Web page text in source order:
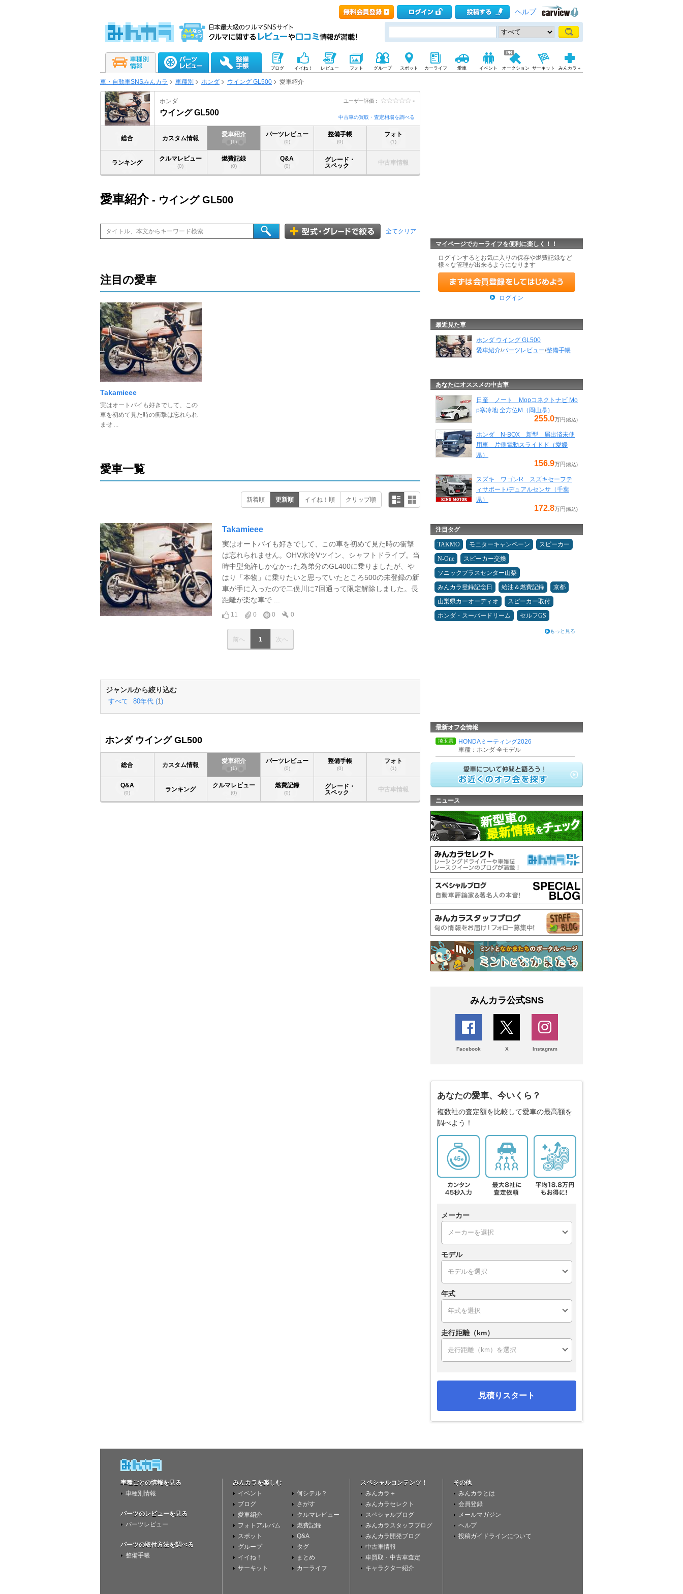
ヘルプ
ブログ イイね！ レビュー フォト グループ スポット カーライフ 愛車 イベント オークション サーキット みんカラ＋
車・自動車SNSみんカラ 車種別 ホンダ ウイング GL500 愛車紹介
ユーザー評価： -
ホンダ
ウイング GL500
中古車の買取・査定相場を調べる
総合 カスタム情報
愛車紹介
(1)
パーツレビュー
(0)
整備手帳
(0)
フォト
(1)
ランキング
クルマレビュー
(0)
燃費記録
(0)
Q&A
(0)
グレード・
スペック
中古車情報
愛車紹介- ウイング GL500
全てクリア
注目の愛車
Takamieee
実はオートバイも好きでして、この
車を初めて見た時の衝撃は忘れられ
ませ ...
愛車一覧
新着順 更新順 イイね！順 クリップ順
Takamieee
実はオートバイも好きでして、この車を初めて見た時の衝撃
は忘れられません。OHV水冷Vツイン、シャフトドライブ。当
時中型免許しかなかった為弟分のGL400に乗りましたが、や
はり「本物」に乗りたいと思っていたところ500の未登録の新
車が手に入ったので二俣川に7回通って限定解除しました。長
距離が楽な車で ...
11 0 0 0
前へ 1 次へ
ジャンルから絞り込む
すべて 80年代 (1)
ホンダ ウイング GL500
総合 カスタム情報
愛車紹介
(1)
パーツレビュー
(0)
整備手帳
(0)
フォト
(1)
Q&A
(0) ランキング
クルマレビュー
(0)
燃費記録
(0)
グレード・
スペック
中古車情報
マイページでカーライフを便利に楽しく！！
ログインするとお気に入りの保存や燃費記録など
様々な管理が出来るようになります
ログイン
最近見た車
ホンダ ウイング GL500
愛車紹介/パーツレビュー/整備手帳
あなたにオススメの中古車
日産 ノート Mopコネクトナビ Mo
p寒冷地 全方位M（岡山県）
255.0万円 (税込)
ホンダ N-BOX 新型 届出済未使
用車 片側電動スライドド（愛媛
県）
156.9万円 (税込)
スズキ ワゴンR スズキセーフテ
ィサポート/デュアルセンサ（千葉
県）
172.8万円 (税込)
注目タグ
TAKMO モニターキャンペーン
スピーカー
N-One
スピーカー交換
ソニックプラスセンター山梨
みんカラ登録記念日
給油＆燃費記録
京都
山梨県カーオーディオ
スピーカー取付
ホンダ・スーパードリーム
セルフGS
もっと見る
最新オフ会情報
埼玉県
HONDAミーティング2026
車種：ホンダ 全モデル
ニュース
みんカラ公式SNS
Facebook X Instagram
あなたの愛車、今いくら？
複数社の査定額を比較して愛車の最高額を
調べよう！
メーカー
モデル
年式
走行距離（km）
見積りスタート
車種ごとの情報を見る
車種別情報
パーツのレビューを見る
パーツレビュー
パーツの取付方法を調べる
整備手帳
みんカラを楽しむ
イベント
ブログ
愛車紹介
フォトアルバム
スポット
グループ
イイね！
サーキット
何シテル？
さがす
クルマレビュー
燃費記録
Q&A
タグ
まとめ
カーライフ
スペシャルコンテンツ！
みんカラ＋
みんカラセレクト
スペシャルブログ
みんカラスタッフブログ
みんカラ開発ブログ
中古車情報
車買取・中古車査定
キャラクター紹介
その他
みんカラとは
会員登録
メールマガジン
ヘルプ
投稿ガイドラインについて